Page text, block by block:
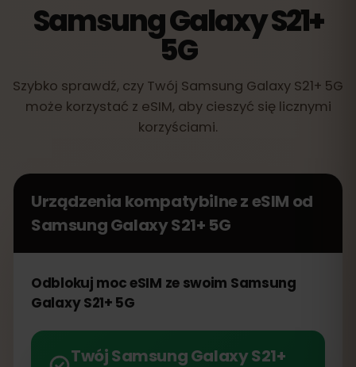
Samsung Galaxy S21+
5G
Szybko sprawdź, czy Twój Samsung Galaxy S21+ 5G
może korzystać z eSIM, aby cieszyć się licznymi
korzyściami.
Urządzenia kompatybilne z eSIM od
Samsung Galaxy S21+ 5G
Odblokuj moc eSIM ze swoim Samsung
Galaxy S21+ 5G
Twój Samsung Galaxy S21+